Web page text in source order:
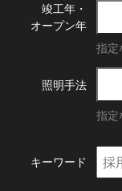
竣工年・
オープン年
指定
照明手法
指定
キーワード